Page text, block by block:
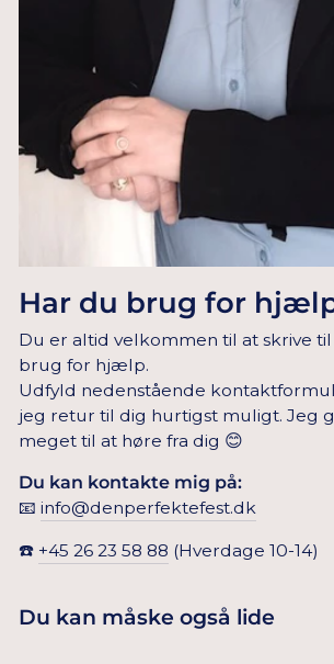
Har du brug for
Du er altid velkommen til at skrive til
brug for hjælp.
Udfyld nedenstående
jeg retur til dig hurtigst muligt. Jeg
meget til at høre fra dig 😊
Du kan kontakte mig på:
📧 info@denperfektefest.dk
☎️ +45 26 23 58 88 (Hverdage 10-14)
Du kan måske også lide